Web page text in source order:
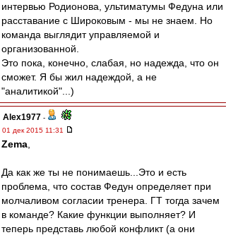
интервью Родионова, ультиматумы Федуна или
расставание с Широковым - мы не знаем. Но
команда выглядит управляемой и
организованной.
Это пока, конечно, слабая, но надежда, что он
сможет. Я бы жил надеждой, а не
"аналитикой"...)
Alex1977 -
01 дек 2015 11:31
Zema
Да как же ты не понимаешь...Это и есть
проблема, что состав Федун определяет при
молчаливом согласии тренера. ГТ тогда зачем
в команде? Какие функции выполняет? И
теперь представь любой конфликт (а они